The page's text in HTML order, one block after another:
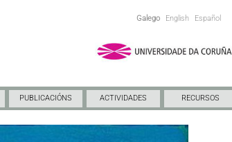
Galego English Español
PUBLICACIÓNS ACTIVIDADES RECURSOS